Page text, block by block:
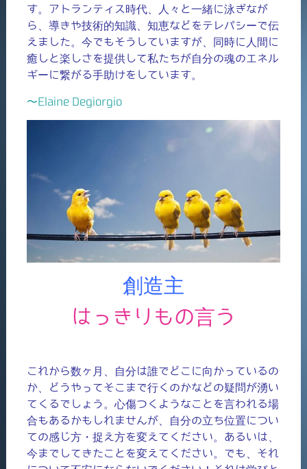
す。アトランティス時代、人々と一緒に泳ぎなが
ら、導きや技術的知識、知恵などをテレパシーで伝
えました。今でもそうしていますが、同時に人間に
癒しと楽しさを提供して私たちが自分の魂のエネル
ギーに繋がる手助けをしています。
〜Elaine Degiorgio
創造主
はっきりもの言う
これから数ヶ月、自分は誰でどこに向かっているの
か、どうやってそこまで行くのかなどの疑問が湧い
てくるでしょう。心傷つくようなことを言われる場
合もあるかもしれませんが、自分の立ち位置につい
ての感じ方・捉え方を変えてください。あるいは、
今までしてきたことを変えてください。でも、それ